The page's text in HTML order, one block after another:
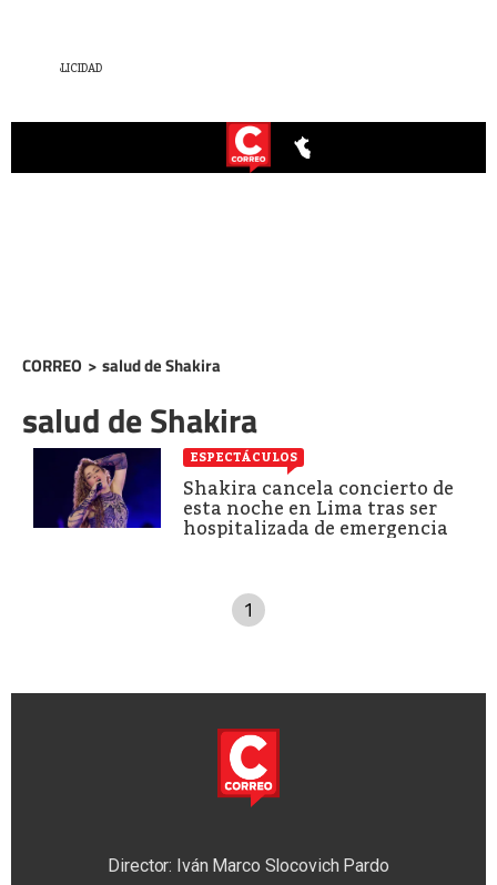
CORREO > salud de Shakira
salud de Shakira
ESPECTÁCULOS
Shakira cancela concierto de
esta noche en Lima tras ser
hospitalizada de emergencia
1
Director: Iván Marco Slocovich Pardo